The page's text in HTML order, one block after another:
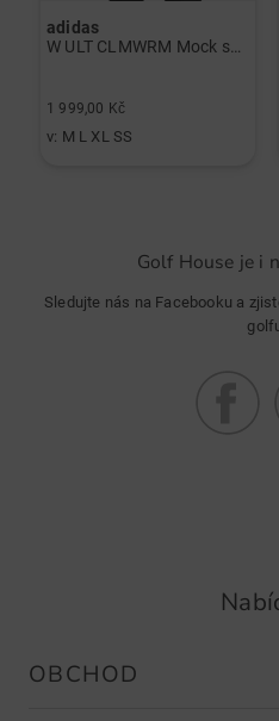
adidas
W ULT CLMWRM Mock spodní prádlo černá
1 999,00 Kč
v: M L XL SS
Golf House je i
Sledujte nás na Facebooku a
OBCHOD